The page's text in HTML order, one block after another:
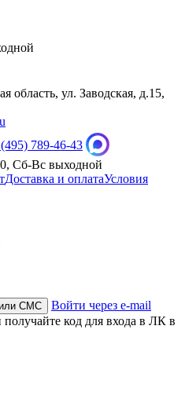
область, ул. Заводская, д.15,
789-46-43
Сб-Вс выходной
Доставка и оплатаУсловия
или СМС
Войти через e-mail
код для входа в ЛК в